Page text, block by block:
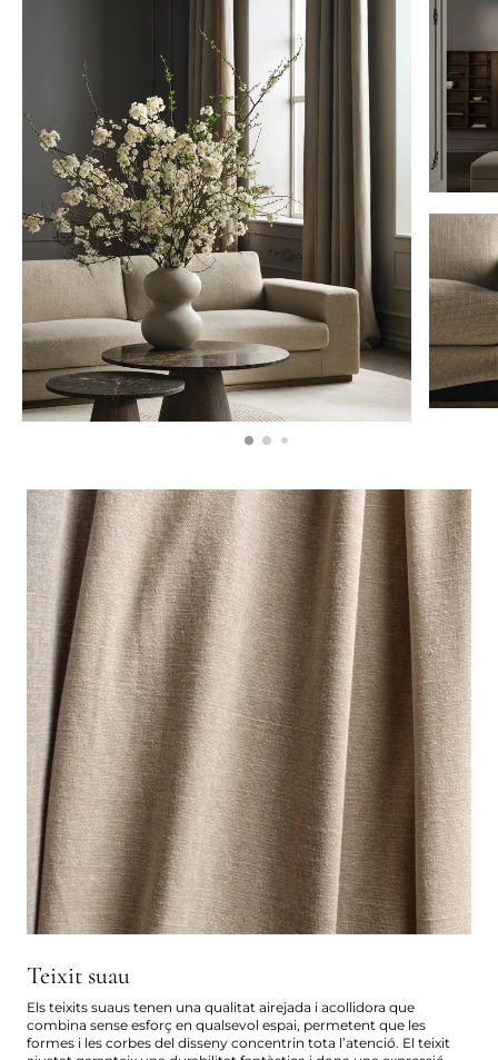
Teixit suau
Els teixits suaus tenen una qualitat airejada i acollidora que
combina sense esforç en qualsevol espai, permetent que les
formes i les corbes del disseny concentrin tota l’atenció. El teixit